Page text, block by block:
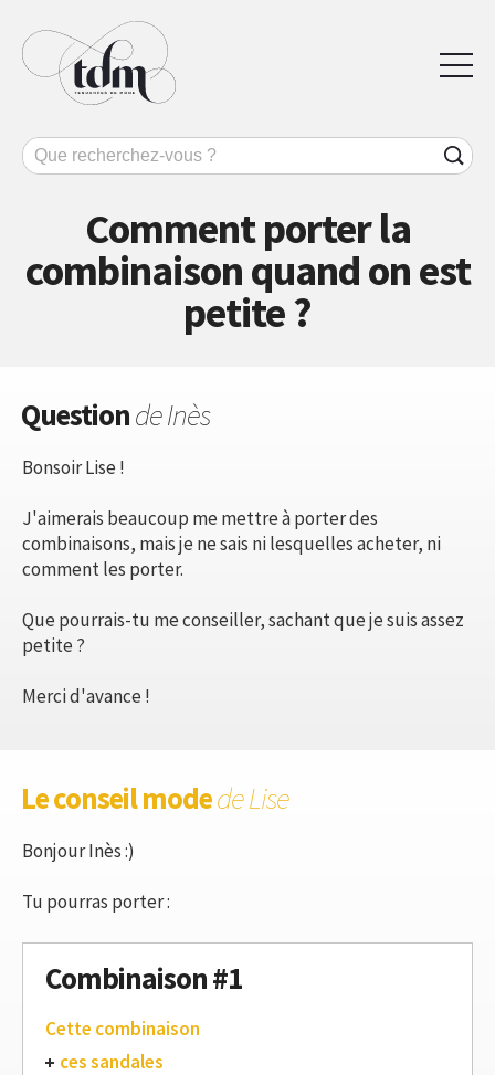
Comment porter la
combinaison quand on est
petite ?
Questionde Inès
Bonsoir Lise !
J'aimerais beaucoup me mettre à porter des
combinaisons, mais je ne sais ni lesquelles acheter, ni
comment les porter.
Que pourrais-tu me conseiller, sachant que je suis assez
petite ?
Merci d'avance !
Le conseil modede Lise
Bonjour Inès :)
Tu pourras porter :
Combinaison #1
Cette combinaison
ces sandales